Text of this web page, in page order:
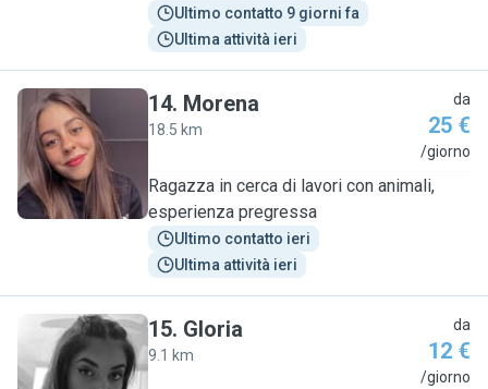
Ultimo contatto 9 giorni fa
Ultima attività ieri
M
14. Morena
18.5 km
da
25 €
/giorno
Ragazza in cerca di lavori con animali,
esperienza pregressa
Ultimo contatto ieri
Ultima attività ieri
G
15. Gloria
9.1 km
da
12 €
/giorno